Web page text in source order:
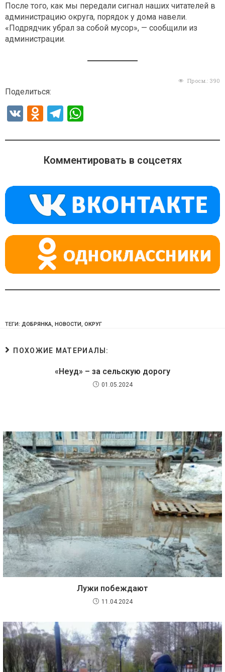
После того, как мы передали сигнал наших читателей в
администрацию округа, порядок у дома навели.
«Подрядчик убрал за собой мусор», — сообщили из
администрации.
Просм.: 390
Поделиться:
V
O
n
o
a
ss
ni
ki
T
e
gr
m
at
s
p
p
Комментировать в соцсетях
ТЕГИ: ДОБРЯНКА, НОВОСТИ, ОКРУГ
ПОХОЖИЕ МАТЕРИАЛЫ:
«Неуд» – за сельскую дорогу
01.05.2024
Лужи побеждают
11.04.2024